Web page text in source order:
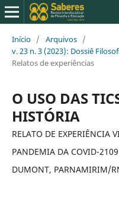
Início / Arquivos /
v. 23 n. 3 (2023): Dossiê
Relatos de experiências
O USO DAS
HISTÓRIA
RELATO DE EXPERIÊNCIA
PANDEMIA DA COVID-
DUMONT, PARNAMIRIM/